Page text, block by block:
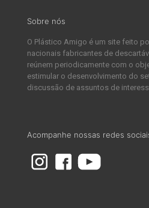
Sobre nós
O Plástico Amigo é um site feito
nacionais fabricantes de
reúnem periodicamente com o
estimular o desenvolvimento do
discussão de assuntos de
Acompanhe nossas redes